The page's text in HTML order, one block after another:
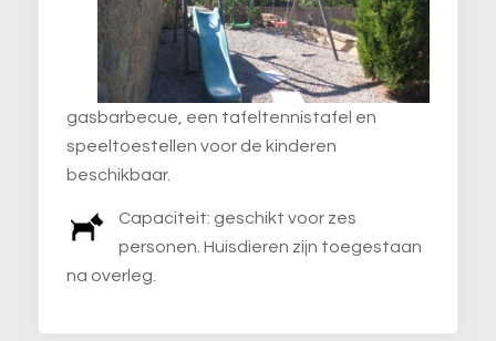
gasbarbecue, een tafeltennistafel en
speeltoestellen voor de kinderen
beschikbaar.
Capaciteit: geschikt voor zes
personen. Huisdieren zijn toegestaan
na overleg.